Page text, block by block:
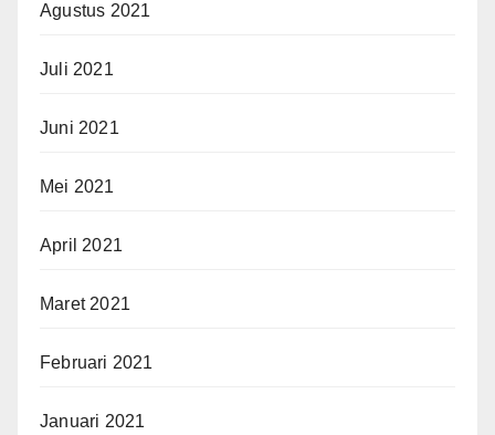
Agustus 2021
Juli 2021
Juni 2021
Mei 2021
April 2021
Maret 2021
Februari 2021
Januari 2021